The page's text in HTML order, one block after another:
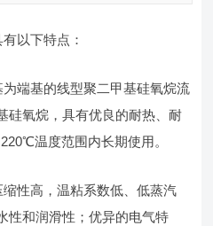
有以下特点：
端基的线型聚二甲基硅氧烷流
硅氧烷，具有优良的耐热、耐
温度范围内长期使用。
性高，温粘系数低、低蒸汽
性和润滑性；优异的电气特